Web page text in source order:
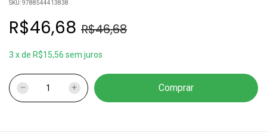
SKU:9788544413838
R$46,68 R$46,68
3 xde R$15,56 sem juros